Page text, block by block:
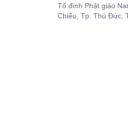
Tổ đình Phật giáo
Chiểu, Tp. Thủ Đức,